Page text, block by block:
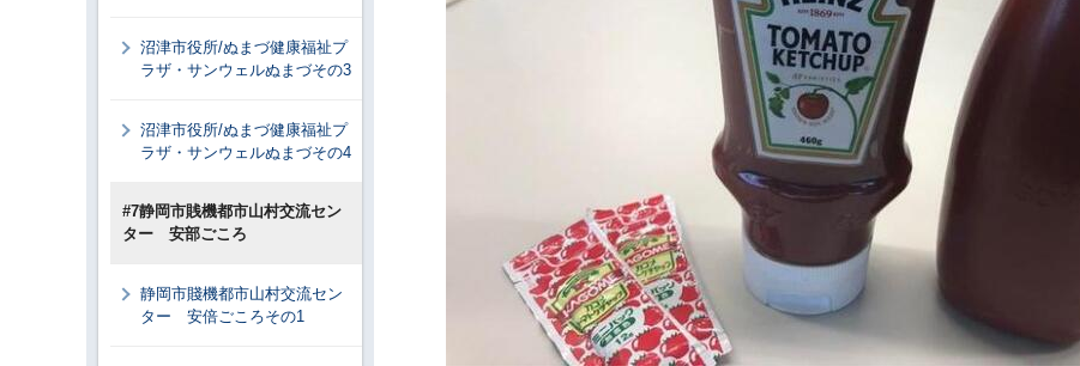
沼津市役所/ぬまづ健康福祉プ
ラザ・サンウェルぬまづその3
沼津市役所/ぬまづ健康福祉プ
ラザ・サンウェルぬまづその4
#7静岡市賎機都市山村交流セン
ター 安部ごころ
静岡市賤機都市山村交流セン
ター 安倍ごころその1